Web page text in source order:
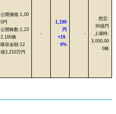
公開価格:1,00
0円
公開株数:1,23
2,100株
吸収金額:12
億3,210万円
-
1,190
円
+19.
0%
-
想定:
30億円
上場時:
3,000,00
0株